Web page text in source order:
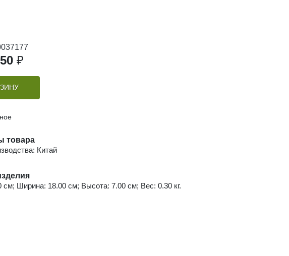
₽
товара
Китай
см; Ширина: 18.00 см; Высота: 7.00 см; Вес: 0.30 кг.